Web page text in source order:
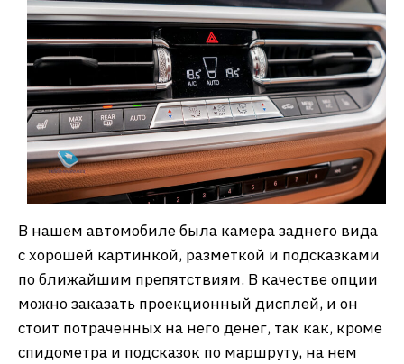
В нашем автомобиле была камера заднего вида
с хорошей картинкой, разметкой и подсказками
по ближайшим препятствиям. В качестве опции
можно заказать проекционный дисплей, и он
стоит потраченных на него денег, так как, кроме
спидометра и подсказок по маршруту, на нем